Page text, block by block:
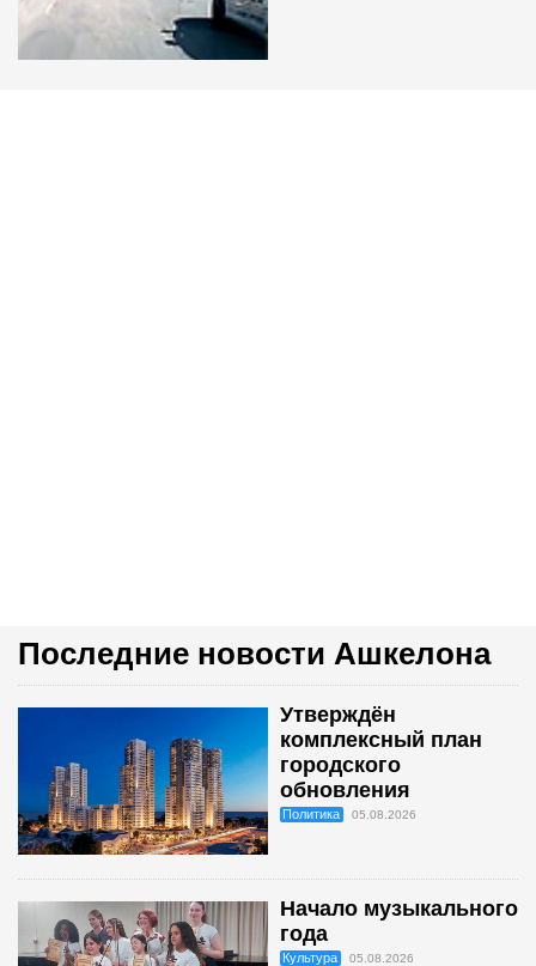
Последние новости Ашкелона
Утверждён
комплексный план
городского
обновления
Политика 05.08.2026
Начало музыкального
года
Культура 05.08.2026